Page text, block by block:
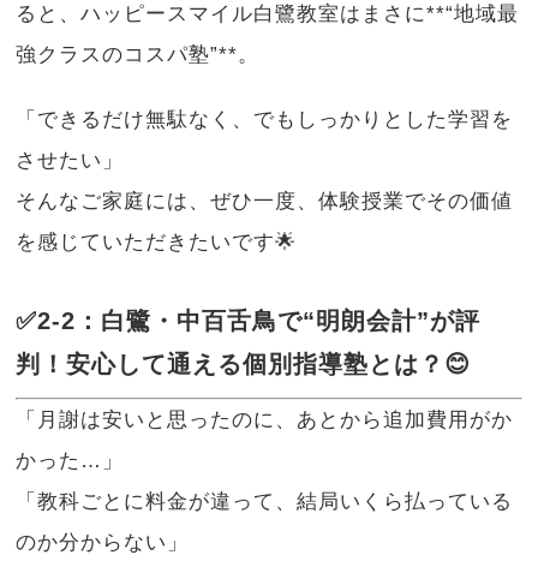
ると、ハッピースマイル白鷺教室はまさに**“地域最
強クラスのコスパ塾”**。
「できるだけ無駄なく、でもしっかりとした学習を
させたい」
そんなご家庭には、ぜひ一度、体験授業でその価値
を感じていただきたいです🌟
✅2-2：白鷺・中百舌鳥で“明朗会計”が評
判！安心して通える個別指導塾とは？😊
「月謝は安いと思ったのに、あとから追加費用がか
かった…」
「教科ごとに料金が違って、結局いくら払っている
のか分からない」